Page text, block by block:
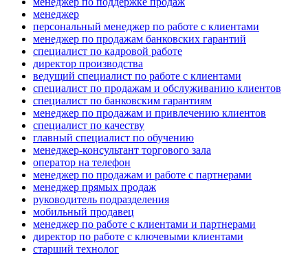
менеджер
персональный менеджер по работе с клиентами
менеджер по продажам банковских гарантий
специалист по кадровой работе
директор производства
ведущий специалист по работе с клиентами
специалист по продажам и обслуживанию клиентов
специалист по банковским гарантиям
менеджер по продажам и привлечению клиентов
специалист по качеству
главный специалист по обучению
менеджер-консультант торгового зала
опeрaтoр нa тeлeфoн
менеджер по продажам и работе с партнерами
менеджер прямых продаж
руководитель подразделения
мобильный продавец
менеджер по работе с клиентами и партнерами
директор по работе с ключевыми клиентами
старший технолог